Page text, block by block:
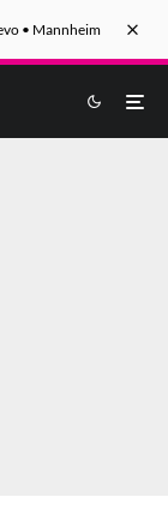
• Mannheim